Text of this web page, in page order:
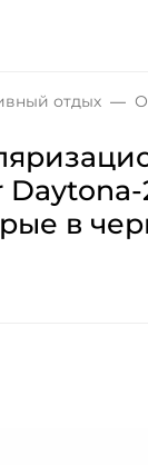
отдых
Daytona-
в